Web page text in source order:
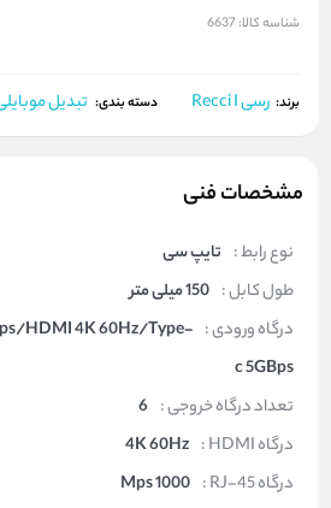
شناسه کالا: 6637
برند: رسی Recci I دسته بندی: تبدیل
مشخصات فنی
نوع رابط : تایپ سی
طول کابل : 150 میلی متر
درگاه ورودی : HDMI 4K 60Hz/Type-
c 5GBps
تعداد درگاه خروجی : 6
درگاه HDMI :
4K 60Hz
درگاه RJ-45 :
1000 Mps